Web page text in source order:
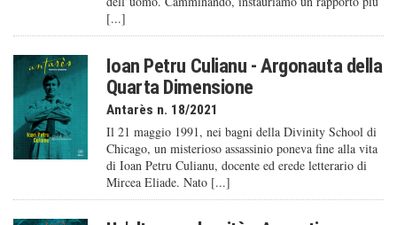
[...]
Ioan Petru Culianu - Argonauta della
Quarta Dimensione
Antarès n. 18/2021
Il 21 maggio 1991, nei bagni della Divinity School di
Chicago, un misterioso assassinio poneva fine alla vita
di Ioan Petru Culianu, docente ed erede letterario di
Mircea Eliade. Nato [...]